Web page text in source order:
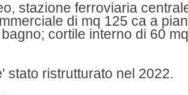
stazione ferroviaria
di mq 125 ca a
cortile interno di 60
stato ristrutturato nel 2022.